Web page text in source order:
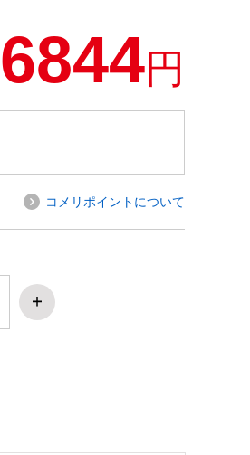
6844円
コメリポイントについて